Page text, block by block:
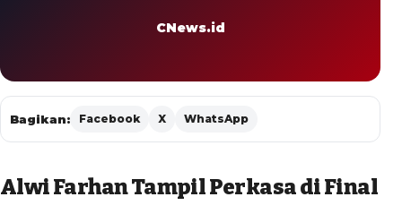
CNews.id
Bagikan: Facebook X WhatsApp
Alwi Farhan Tampil Perkasa di Final